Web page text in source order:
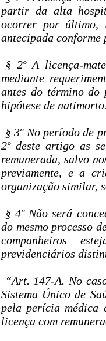
partir da alta
ocorrer por último,
antecipada conforme
§ 2º A licença-
mediante
antes do término do
hipótese de natimorto.
§ 3º No período de
2º deste artigo as
remunerada, salvo
previamente, e a
organização similar,
§ 4º Não será
do mesmo processo
companheiros
previdenciários
“Art. 147-A. No
Sistema Único de
pela perícia médica
licença com